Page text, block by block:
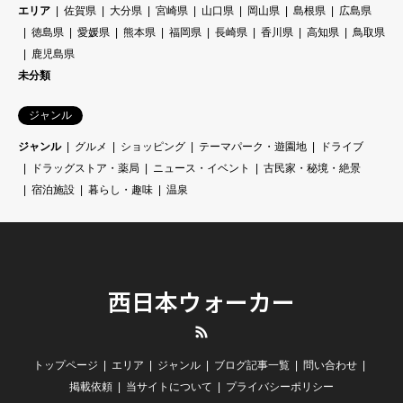
エリア 佐賀県 大分県 宮崎県 山口県 岡山県 島根県
広島県
徳島県
愛媛県 熊本県 福岡県 長崎県 香川県 高知県
鳥取県
鹿児島県
未分類
ジャンル
ジャンル グルメ ショッピング テーマパーク・遊園地
ドライブ
ドラッグストア・薬局
ニュース・イベント
古民家・秘境・絶景
宿泊施設
暮らし・趣味 温泉
西日本ウォーカー
トップページ エリア ジャンル ブログ記事一覧
問い合わせ
掲載依頼
当サイトについて プライバシーポリシー